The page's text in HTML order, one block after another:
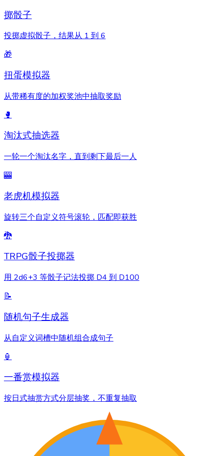
掷骰子
投掷虚拟骰子，结果从 1 到 6
🎁
扭蛋模拟器
从带稀有度的加权奖池中抽取奖励
🥊
淘汰式抽选器
一轮一个淘汰名字，直到剩下最后一人
🎰
老虎机模拟器
旋转三个自定义符号滚轮，匹配即获胜
🐉
TRPG骰子投掷器
用 2d6+3 等骰子记法投掷 D4 到 D100
📝
随机句子生成器
从自定义词槽中随机组合成句子
🏮
一番赏模拟器
按日式抽赏方式分层抽奖，不重复抽取